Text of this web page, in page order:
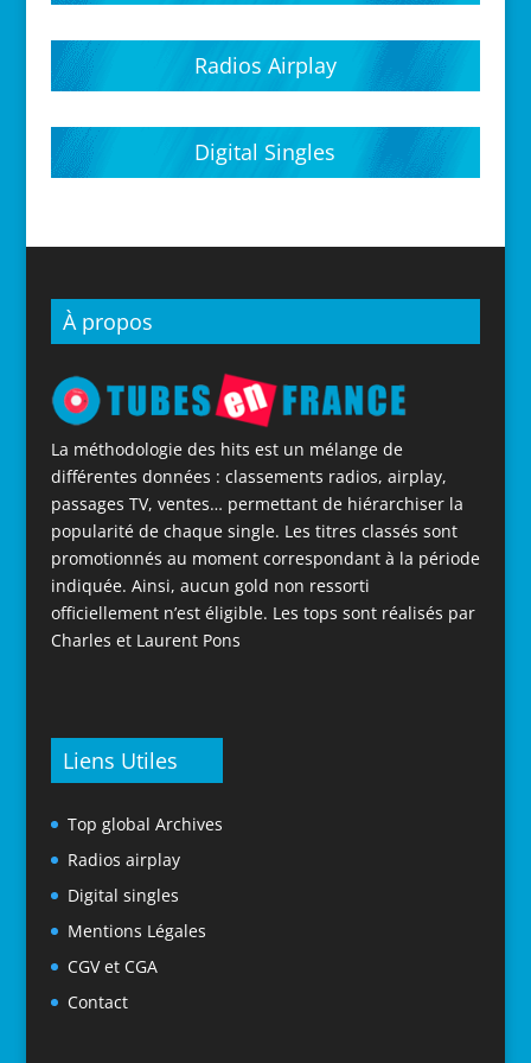
Radios Airplay
Digital Singles
À propos
La méthodologie des hits est un mélange de
différentes données : classements radios, airplay,
passages TV, ventes… permettant de hiérarchiser la
popularité de chaque single. Les titres classés sont
promotionnés au moment correspondant à la période
indiquée. Ainsi, aucun gold non ressorti
officiellement n’est éligible. Les tops sont réalisés par
Charles et Laurent Pons
Liens Utiles
Top global Archives
Radios airplay
Digital singles
Mentions Légales
CGV et CGA
Contact